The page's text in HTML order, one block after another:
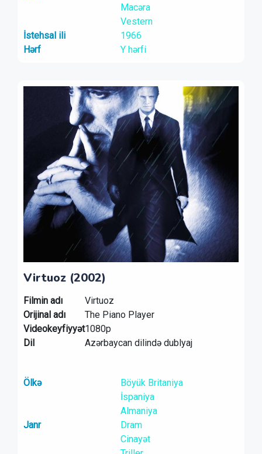
Macəra
Vestern
İstehsal ili
1966
Hərf
Y hərfi
Virtuoz (2002)
Filmin adı
Virtuoz
Orijinal adı
The Piano Player
Videokeyfiyyət1080p
Dil
Azərbaycan dilində dublyaj
Ölkə
Böyük Britaniya
İspaniya
Almaniya
Janr
Dram
Cinayət